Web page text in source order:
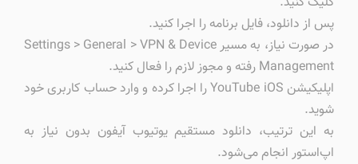
پس از دانلود، فایل برنامه را اجرا کنید.
در صورت نیاز، به مسیر Settings > General > VPN & Device
Management رفته و مجوز لازم را فعال کنید.
اپلیکیشن YouTube iOS را اجرا کرده و وارد حساب کاربری خود
شوید.
به این ترتیب، دانلود مستقیم یوتیوب آیفون بدون نیاز به
اپ‌استور انجام می‌شود.